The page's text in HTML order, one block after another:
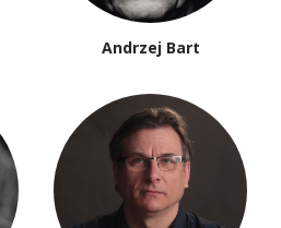
Andrzej Bart